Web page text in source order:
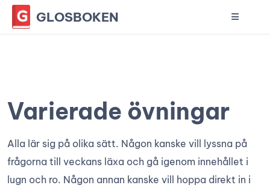
GLOSBOKEN
Varierade övningar
Alla lär sig på olika sätt. Någon kanske vill lyssna på
frågorna till veckans läxa och gå igenom innehållet i
lugn och ro. Någon annan kanske vill hoppa direkt in i